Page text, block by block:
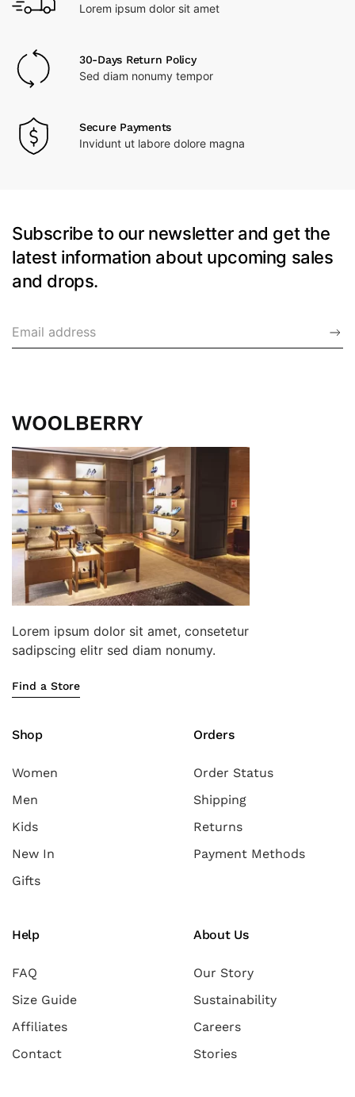
Lorem ipsum dolor sit amet
30-Days Return Policy
Sed diam nonumy tempor
Secure Payments
Invidunt ut labore dolore magna
Subscribe to our newsletter and get the
latest information about upcoming sales
and drops.
Lorem ipsum dolor sit amet, consetetur
sadipscing elitr sed diam nonumy.
Find a Store
Shop
Women
Men
Kids
New In
Gifts
Orders
Order Status
Shipping
Returns
Payment Methods
Help
FAQ
Size Guide
Affiliates
Contact
About Us
Our Story
Sustainability
Careers
Stories